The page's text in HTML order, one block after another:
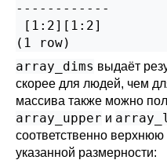
------------
[1:2][1:2]
(1 row)
array_dims выдаёт
скорее для людей, чем
массива также можно
array_upper и
соответственно
указанной размерности: